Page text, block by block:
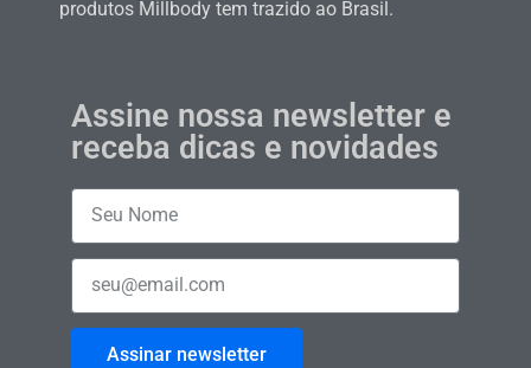
produtos Millbody tem trazido ao Brasil.
Assine nossa newsletter e
receba dicas e novidades
Assinar newsletter